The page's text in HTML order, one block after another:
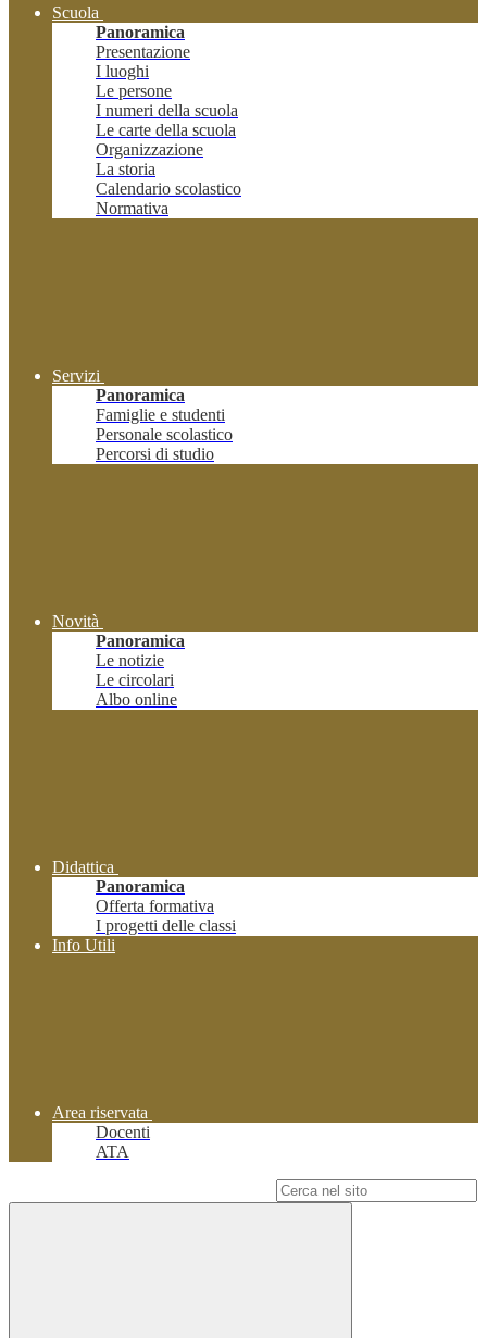
Scuola
Panoramica
Presentazione
I luoghi
Le persone
I numeri della scuola
Le carte della scuola
Organizzazione
La storia
Calendario scolastico
Normativa
Servizi
Panoramica
Famiglie e studenti
Personale scolastico
Percorsi di studio
Novità
Panoramica
Le notizie
Le circolari
Albo online
Didattica
Panoramica
Offerta formativa
I progetti delle classi
Info Utili
Area riservata
Docenti
ATA